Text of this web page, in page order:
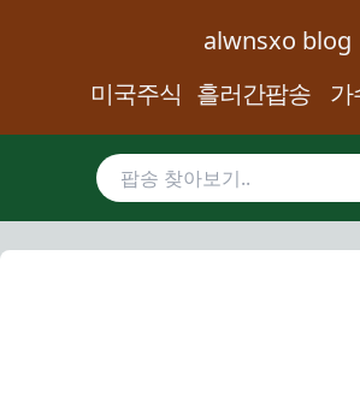
alwnsxo blog
미국주식 흘러간팝송 가